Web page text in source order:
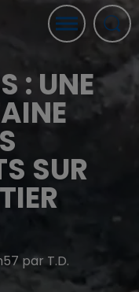
: UNE
SUR
par T.D.